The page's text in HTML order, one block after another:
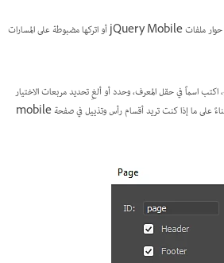
غيّر الإعدادات الافتراضية في مربع حوار ملفات jQuery Mobile أو اتركها مضبوطة على المسارات
اكتب اسماً في حقل المعرف، وحدد أو ألغِ تحديد مربعات الاختيار
بجوار Header وFooter بناءً على ما إذا كنت تريد أقسام رأس وتذييل في صفحة mobile